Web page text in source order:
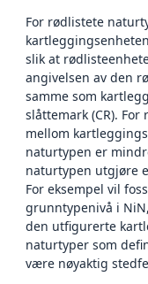
For rødlistete
slik at
angivelsen av den
samme som
slåttemark (CR).
mellom
naturtypen er
naturtypen utgjøre
For eksempel vil
grunntypenivå i
den utfigurerte
naturtyper som
være nøyaktig